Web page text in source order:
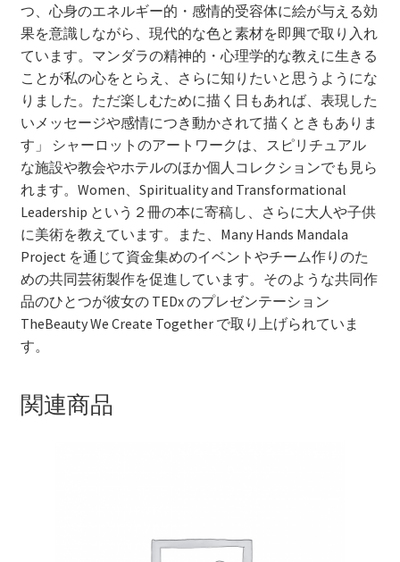
つ、心身のエネルギー的・感情的受容体に絵が与える効
果を意識しながら、現代的な色と素材を即興で取り入れ
ています。マンダラの精神的・心理学的な教えに生きる
ことが私の心をとらえ、さらに知りたいと思うようにな
りました。ただ楽しむために描く日もあれば、表現した
いメッセージや感情につき動かされて描くときもありま
す」 シャーロットのアートワークは、スピリチュアル
な施設や教会やホテルのほか個人コレクションでも見ら
れます。Women、Spirituality and Transformational
Leadership という２冊の本に寄稿し、さらに大人や子供
に美術を教えています。また、Many Hands Mandala
Project を通じて資金集めのイベントやチーム作りのた
めの共同芸術製作を促進しています。そのような共同作
品のひとつが彼女の TEDx のプレゼンテーション
TheBeauty We Create Together で取り上げられていま
す。
関連商品